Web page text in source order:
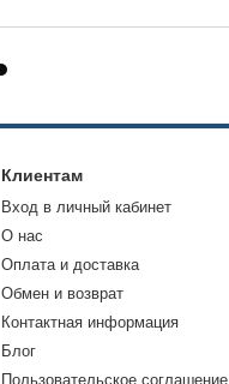
Клиентам
Вход в личный кабинет
О нас
Оплата и доставка
Обмен и возврат
Контактная информация
Блог
Пользовательское соглашение